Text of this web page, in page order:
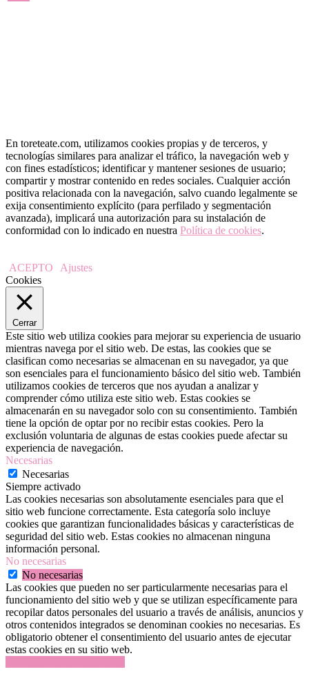
En toreteate.com, utilizamos cookies propias y de terceros, y
tecnologías similares para analizar el tráfico, la navegación web y
con fines estadísticos; identificar y mantener sesiones de usuario;
compartir y mostrar contenido en redes sociales. Cualquier acción
positiva relacionada con la navegación, salvo cuando legalmente se
exija consentimiento explícito (para perfilado y segmentación
avanzada), implicará una autorización para su instalación de
conformidad con lo indicado en nuestra Política de cookies.
ACEPTO
Ajustes
Cookies
Cerrar
Este sitio web utiliza cookies para mejorar su experiencia de usuario
mientras navega por el sitio web. De estas, las cookies que se
clasifican como necesarias se almacenan en su navegador, ya que
son esenciales para el funcionamiento básico del sitio web. También
utilizamos cookies de terceros que nos ayudan a analizar y
comprender cómo utiliza este sitio web. Estas cookies se
almacenarán en su navegador solo con su consentimiento. También
tiene la opción de optar por no recibir estas cookies. Pero la
exclusión voluntaria de algunas de estas cookies puede afectar su
experiencia de navegación.
Necesarias
Necesarias
Siempre activado
Las cookies necesarias son absolutamente esenciales para que el
sitio web funcione correctamente. Esta categoría solo incluye
cookies que garantizan funcionalidades básicas y características de
seguridad del sitio web. Estas cookies no almacenan ninguna
información personal.
No necesarias
No necesarias
Las cookies que pueden no ser particularmente necesarias para el
funcionamiento del sitio web y que se utilizan específicamente para
recopilar datos personales del usuario a través de análisis, anuncios y
otros contenidos integrados se denominan cookies no necesarias. Es
obligatorio obtener el consentimiento del usuario antes de ejecutar
estas cookies en su sitio web.